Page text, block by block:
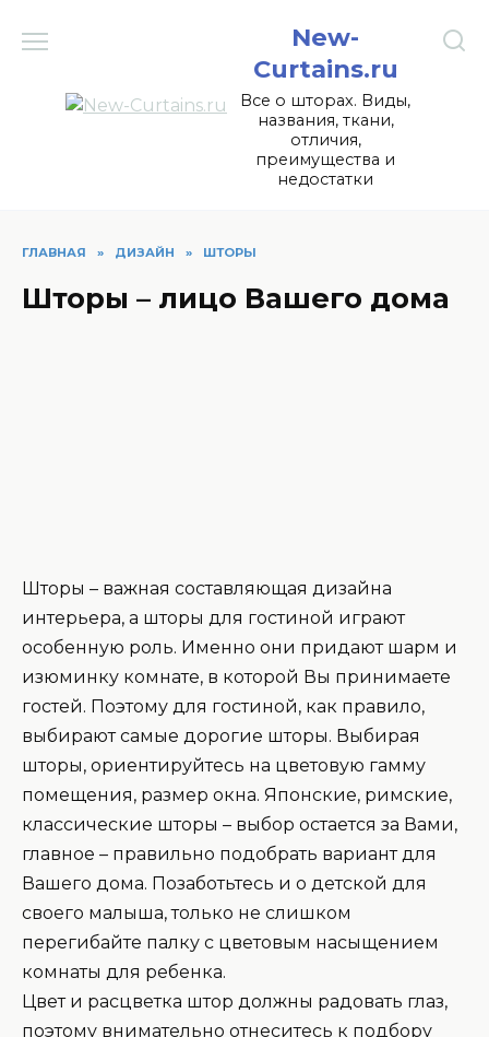
New-
Curtains.ru
Все о шторах. Виды,
названия, ткани,
отличия,
преимущества и
недостатки
ГЛАВНАЯ » ДИЗАЙН » ШТОРЫ
Шторы – лицо Вашего дома
Шторы – важная составляющая дизайна
интерьера, а шторы для гостиной играют
особенную роль. Именно они придают шарм и
изюминку комнате, в которой Вы принимаете
гостей. Поэтому для гостиной, как правило,
выбирают самые дорогие шторы. Выбирая
шторы, ориентируйтесь на цветовую гамму
помещения, размер окна. Японские, римские,
классические шторы – выбор остается за Вами,
главное – правильно подобрать вариант для
Вашего дома. Позаботьтесь и о детской для
своего малыша, только не слишком
перегибайте палку с цветовым насыщением
комнаты для ребенка.
Цвет и расцветка штор должны радовать глаз,
поэтому внимательно отнеситесь к подбору